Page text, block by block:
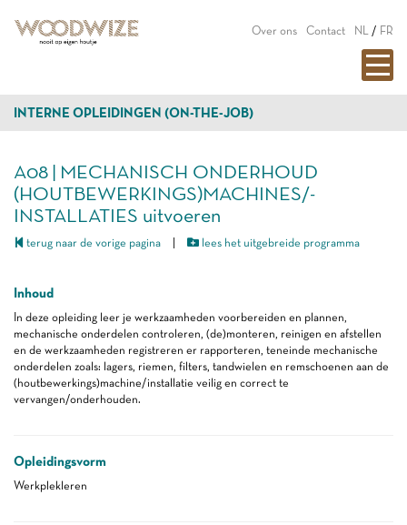
Over ons Contact NL / FR
INTERNE OPLEIDINGEN (ON-THE-JOB)
A08 | MECHANISCH ONDERHOUD
(HOUTBEWERKINGS)MACHINES/-
INSTALLATIES uitvoeren
terug naar de vorige pagina lees het uitgebreide programma
Inhoud
In deze opleiding leer je werkzaamheden voorbereiden en plannen,
mechanische onderdelen controleren, (de)monteren, reinigen en afstellen
en de werkzaamheden registreren er rapporteren, teneinde mechanische
onderdelen zoals: lagers, riemen, filters, tandwielen en remschoenen aan de
(houtbewerkings)machine/installatie veilig en correct te
vervangen/onderhouden.
Opleidingsvorm
Werkplekleren